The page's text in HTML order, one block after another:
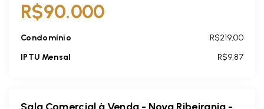
R$90.000
Condomínio
R$219,00
IPTU Mensal
R$9,87